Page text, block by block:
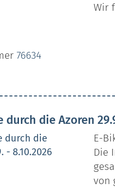
Wir
76634
durch die Azoren
E-
Die
von